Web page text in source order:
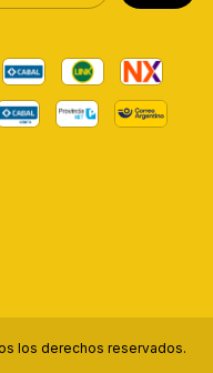
los derechos reservados.